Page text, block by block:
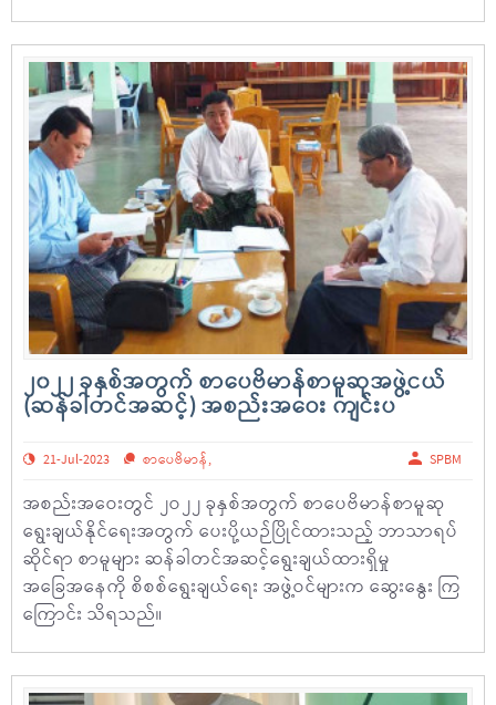
၂၀၂၂ ခုနှစ်အတွက် စာပေဗိမာန်စာမူဆုအဖွဲ့ငယ်
(ဆန်ခါတင်အဆင့်) အစည်းအဝေး ကျင်းပ
21-Jul-2023 စာပေဗိမာန်, SPBM
အစည်းအဝေးတွင် ၂ဝ၂၂ ခုနှစ်အတွက် စာပေဗိမာန်စာမူဆု
ရွေးချယ်နိုင်ရေးအတွက် ပေးပို့ယဉ်ပြိုင်ထားသည့် ဘာသာရပ်
ဆိုင်ရာ စာမူများ ဆန်ခါတင်အဆင့်ရွေးချယ်ထားရှိမှု
အခြေအနေကို စိစစ်ရွေးချယ်ရေး အဖွဲ့ဝင်များက ဆွေးနွေး ကြ
ကြောင်း သိရသည်။